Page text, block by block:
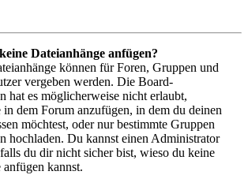
Dateianhänge anfügen?
können für Foren, Gruppen und
vergeben werden. Die Board-
hat es möglicherweise nicht erlaubt,
in dem Forum anzufügen, in dem du deinen
möchtest, oder nur bestimmte Gruppen
hochladen. Du kannst einen Administrator
du dir nicht sicher bist, wieso du keine
anfügen kannst.